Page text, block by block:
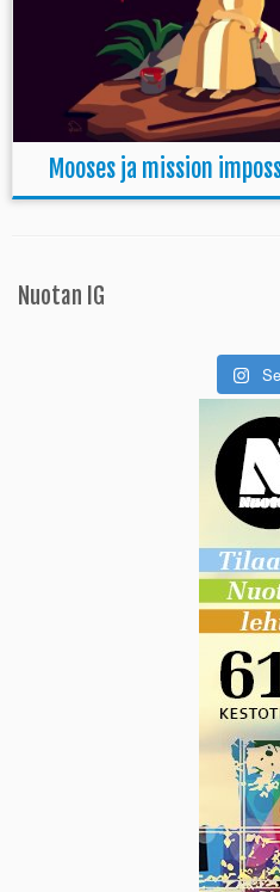
Mooses ja mission
Nuotan IG